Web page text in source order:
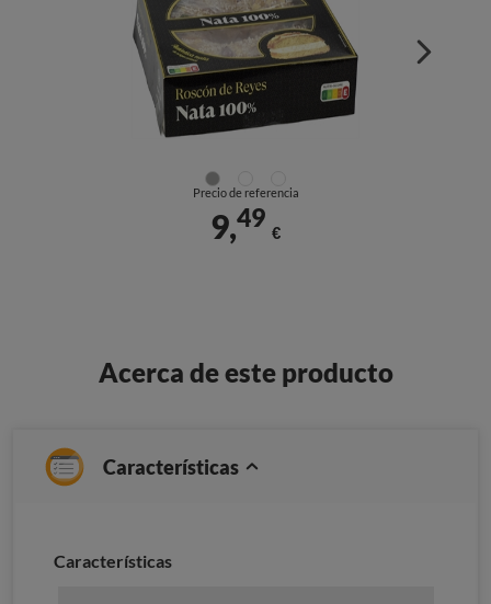
Precio de referencia
9,49
€
Acerca de este producto
Características
Características